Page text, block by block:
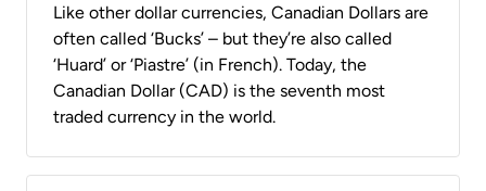
Like other dollar currencies, Canadian Dollars are
often called ‘Bucks’ – but they’re also called
‘Huard’ or ‘Piastre’ (in French). Today, the
Canadian Dollar (CAD) is the seventh most
traded currency in the world.